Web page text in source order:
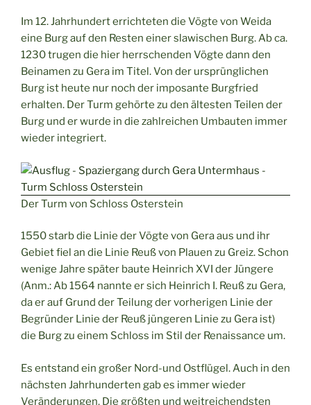
Im 12. Jahrhundert errichteten die Vögte von Weida
eine Burg auf den Resten einer slawischen Burg. Ab ca.
1230 trugen die hier herrschenden Vögte dann den
Beinamen zu Gera im Titel. Von der ursprünglichen
Burg ist heute nur noch der imposante Burgfried
erhalten. Der Turm gehörte zu den ältesten Teilen der
Burg und er wurde in die zahlreichen Umbauten immer
wieder integriert.
Der Turm von Schloss Osterstein
1550 starb die Linie der Vögte von Gera aus und ihr
Gebiet fiel an die Linie Reuß von Plauen zu Greiz. Schon
wenige Jahre später baute Heinrich XVI der Jüngere
(Anm.: Ab 1564 nannte er sich Heinrich I. Reuß zu Gera,
da er auf Grund der Teilung der vorherigen Linie der
Begründer Linie der Reuß jüngeren Linie zu Gera ist)
die Burg zu einem Schloss im Stil der Renaissance um.
Es entstand ein großer Nord-und Ostflügel. Auch in den
nächsten Jahrhunderten gab es immer wieder
Veränderungen. Die größten und weitreichendsten